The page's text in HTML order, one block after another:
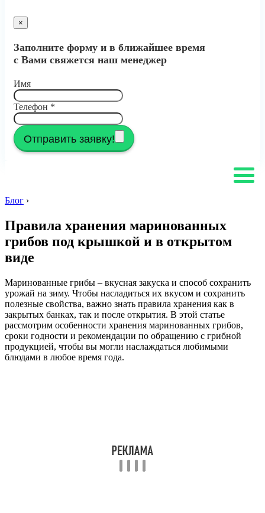
×
Заполните форму и в ближайшее время
с Вами свяжется наш менеджер
Имя
Телефон *
Отправить заявку!
Блог ›
Правила хранения маринованных
грибов под крышкой и в открытом
виде
Маринованные грибы – вкусная закуска и способ сохранить
урожай на зиму. Чтобы насладиться их вкусом и сохранить
полезные свойства, важно знать правила хранения как в
закрытых банках, так и после открытия. В этой статье
рассмотрим особенности хранения маринованных грибов,
сроки годности и рекомендации по обращению с грибной
продукцией, чтобы вы могли наслаждаться любимыми
блюдами в любое время года.